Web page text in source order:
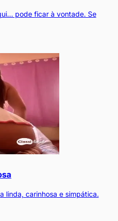
pode ficar à vontade. Se
linda, carinhosa e simpática.